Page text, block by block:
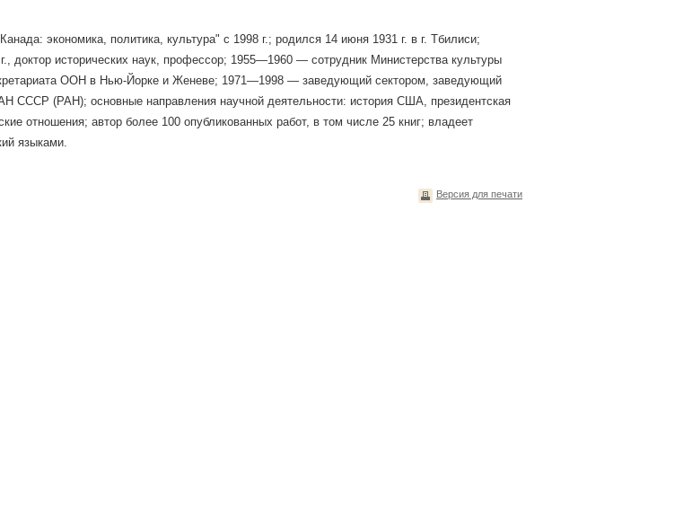
экономика, политика, культура" с 1998 г.; родился 14 июня 1931 г. в г. Тбилиси;
исторических наук, профессор; 1955—1960 — сотрудник Министерства культуры
ООН в Нью-Йорке и Женеве; 1971—1998 — заведующий сектором, заведующий
СССР (РАН); основные направления научной деятельности: история США, президентская
отношения; автор более 100 опубликованных работ, в том числе 25 книг; владеет
языками.
Версия для печати